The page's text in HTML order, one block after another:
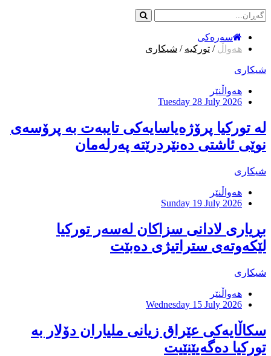
سەرەکی
هەواڵ / تورکیە / شیکاری
شیکاری
هەواڵنێر
Tuesday 28 July 2026
لە تورکیا پرۆژەیاسایەكی تایبەت بە پرۆسەی
نوێی ئاشتی دەنێردرێتە پەرلەمان
شیکاری
هەواڵنێر
Sunday 19 July 2026
بڕیاری لادانی سزاكان لەسەر توركیا
لێكەوتەی ستراتیژی دەبێت
شیکاری
هەواڵنێر
Wednesday 15 July 2026
سکاڵایەکی عێراق زیانی ملیاران دۆلار بە
تورکیا دەگەیێنێیت